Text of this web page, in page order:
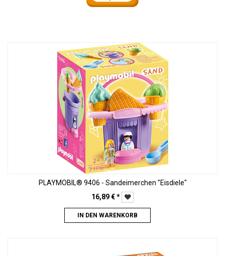
PLAYMOBIL® 9406 - Sandeimerchen "Eisdiele"
16,89€*
IN DEN WARENKORB